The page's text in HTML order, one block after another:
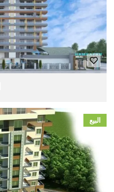
البيع